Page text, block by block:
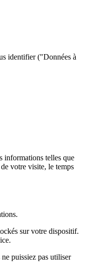
identifier ("Données à
informations telles que
votre visite, le temps
sur votre dispositif.
puissiez pas utiliser